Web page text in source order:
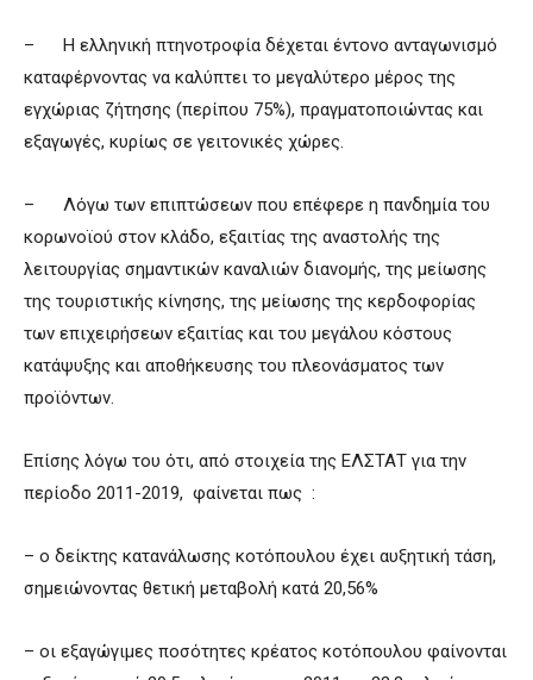
– Η ελληνική πτηνοτροφία δέχεται έντονο ανταγωνισμό
καταφέρνοντας να καλύπτει το μεγαλύτερο μέρος της
εγχώριας ζήτησης (περίπου 75%), πραγματοποιώντας και
εξαγωγές, κυρίως σε γειτονικές χώρες.
– Λόγω των επιπτώσεων που επέφερε η πανδημία του
κορωνοϊού στον κλάδο, εξαιτίας της αναστολής της
λειτουργίας σημαντικών καναλιών διανομής, της μείωσης
της τουριστικής κίνησης, της μείωσης της κερδοφορίας
των επιχειρήσεων εξαιτίας και του μεγάλου κόστους
κατάψυξης και αποθήκευσης του πλεονάσματος των
προϊόντων.
Επίσης λόγω του ότι, από στοιχεία της ΕΛΣΤΑΤ για την
περίοδο 2011-2019, φαίνεται πως :
– ο δείκτης κατανάλωσης κοτόπουλου έχει αυξητική τάση,
σημειώνοντας θετική μεταβολή κατά 20,56%
– οι εξαγώγιμες ποσότητες κρέατος κοτόπουλου φαίνονται